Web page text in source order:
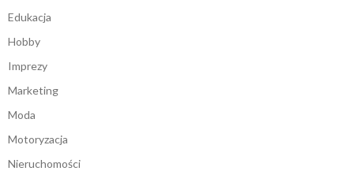
Edukacja
Hobby
Imprezy
Marketing
Moda
Motoryzacja
Nieruchomości